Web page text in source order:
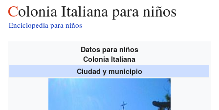
Colonia Italiana para niños
Enciclopedia para niños
Datos para niños
Colonia Italiana
Ciudad y municipio